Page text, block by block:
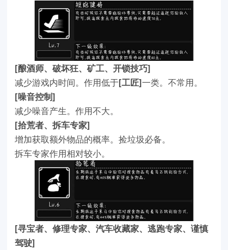
[酿酒师、破坏狂、矿工、开锁技巧]
减少游戏内时间。作用低于[工匠]一类。不常用。
[噪音控制]
减少噪音产生。作用不大。
[拾荒者、拆车专家]
增加获取额外物品的概率。捡垃圾必备。
拆车专家作用相对较小。
[寻宝者、修理专家、汽车收藏家、逃跑专家、谨慎
驾驶]